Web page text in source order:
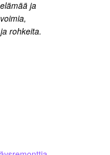
ja
rohkeita.